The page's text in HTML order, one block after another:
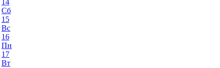
14
Сб
15
Вс
16
Пн
17
Вт